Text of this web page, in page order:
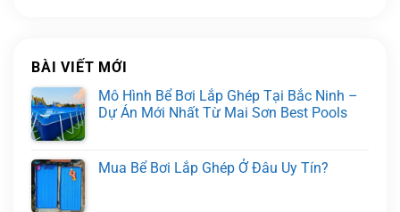
BÀI VIẾT MỚI
Mô Hình Bể Bơi Lắp Ghép Tại Bắc Ninh –
Dự Án Mới Nhất Từ Mai Sơn Best Pools
Mua Bể Bơi Lắp Ghép Ở Đâu Uy Tín?